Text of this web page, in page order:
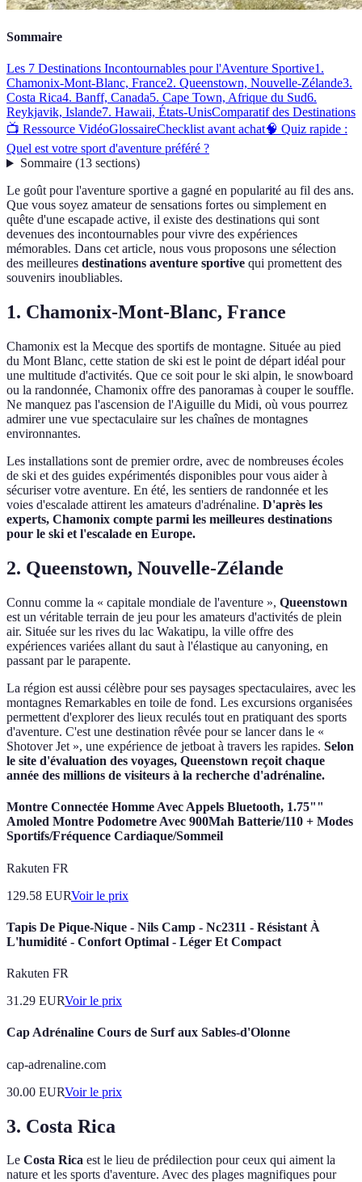
Sommaire
Les 7 Destinations Incontournables pour l'Aventure Sportive1.
Chamonix-Mont-Blanc, France2. Queenstown, Nouvelle-Zélande3.
Costa Rica4. Banff, Canada5. Cape Town, Afrique du Sud6.
Reykjavik, Islande7. Hawaii, États-UnisComparatif des Destinations
📺 Ressource VidéoGlossaireChecklist avant achat🧠 Quiz rapide :
Quel est votre sport d'aventure préféré ?
Sommaire(13 sections)
Le goût pour l'aventure sportive a gagné en popularité au fil des ans.
Que vous soyez amateur de sensations fortes ou simplement en
quête d'une escapade active, il existe des destinations qui sont
devenues des incontournables pour vivre des expériences
mémorables. Dans cet article, nous vous proposons une sélection
des meilleures destinations aventure sportive qui promettent des
souvenirs inoubliables.
1. Chamonix-Mont-Blanc, France
Chamonix est la Mecque des sportifs de montagne. Située au pied
du Mont Blanc, cette station de ski est le point de départ idéal pour
une multitude d'activités. Que ce soit pour le ski alpin, le snowboard
ou la randonnée, Chamonix offre des panoramas à couper le souffle.
Ne manquez pas l'ascension de l'Aiguille du Midi, où vous pourrez
admirer une vue spectaculaire sur les chaînes de montagnes
environnantes.
Les installations sont de premier ordre, avec de nombreuses écoles
de ski et des guides expérimentés disponibles pour vous aider à
sécuriser votre aventure. En été, les sentiers de randonnée et les
voies d'escalade attirent les amateurs d'adrénaline. D'après les
experts, Chamonix compte parmi les meilleures destinations
pour le ski et l'escalade en Europe.
2. Queenstown, Nouvelle-Zélande
Connu comme la « capitale mondiale de l'aventure », Queenstown
est un véritable terrain de jeu pour les amateurs d'activités de plein
air. Située sur les rives du lac Wakatipu, la ville offre des
expériences variées allant du saut à l'élastique au canyoning, en
passant par le parapente.
La région est aussi célèbre pour ses paysages spectaculaires, avec les
montagnes Remarkables en toile de fond. Les excursions organisées
permettent d'explorer des lieux reculés tout en pratiquant des sports
d'aventure. C'est une destination rêvée pour se lancer dans le «
Shotover Jet », une expérience de jetboat à travers les rapides. Selon
le site d'évaluation des voyages, Queenstown reçoit chaque
année des millions de visiteurs à la recherche d'adrénaline.
Montre Connectée Homme Avec Appels Bluetooth, 1.75""
Amoled Montre Podometre Avec 900Mah Batterie/110 + Modes
Sportifs/Fréquence Cardiaque/Sommeil
Rakuten FR
129.58 EURVoir le prix
Tapis De Pique-Nique - Nils Camp - Nc2311 - Résistant À
L'humidité - Confort Optimal - Léger Et Compact
Rakuten FR
31.29 EURVoir le prix
Cap Adrénaline Cours de Surf aux Sables-d'Olonne
cap-adrenaline.com
30.00 EURVoir le prix
3. Costa Rica
Le Costa Rica est le lieu de prédilection pour ceux qui aiment la
nature et les sports d'aventure. Avec des plages magnifiques pour